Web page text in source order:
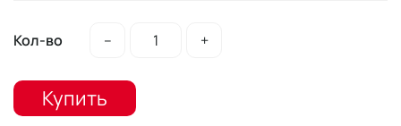
Кол-во – +
Купить